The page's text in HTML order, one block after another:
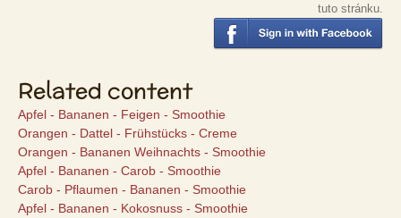
tuto stránku.
Related content
Apfel - Bananen - Feigen - Smoothie
Orangen - Dattel - Frühstücks - Creme
Orangen - Bananen Weihnachts - Smoothie
Apfel - Bananen - Carob - Smoothie
Carob - Pflaumen - Bananen - Smoothie
Apfel - Bananen - Kokosnuss - Smoothie